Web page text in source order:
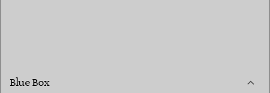
Blue Box